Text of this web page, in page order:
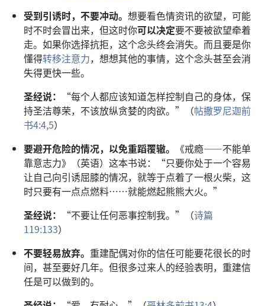
受到引诱时，不要冲动。 想要看色情资讯的欲望，可能
时不时会冒出来，但这时你可以决定要不要被欲望牵着
走。如果你选择抗拒，这个念头终会消失。而且要是你
懂得转移注意力，想想其他的事情，这个念头甚至会消
失得更快一些。
圣经说：
“每个人都应该知道怎样控制自己的身体，保
持圣洁尊荣，不该放纵贪婪的肉欲。”（帖撒罗尼迦前
书4:4,5）
要避开危险的情况，以免重蹈覆辙。
《戒瘾——不能单
靠意志力》（英语）这本书说：“只要你处于一个容易
让自己向引诱屈膝的情况，就等于点着了一根火柴，这
时只要有一点点燃料……就能燃起熊熊大火。”
圣经说：
“不要让任何恶事控制我。”（诗篇
119:133）
不要轻易放弃。 重建配偶对你的信任可能要花很长的时
间，甚至要好几年。但很多过来人的经验表明，重建信
任是可以做到的。